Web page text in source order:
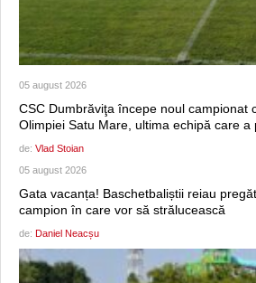
05 august 2026
CSC Dumbrăviţa începe noul campionat
Olimpiei Satu Mare, ultima echipă care a
de: Vlad Stoian
05 august 2026
Gata vacanța! Baschetbaliștii reiau
campion în care vor să strălucească
de: Daniel Neacșu